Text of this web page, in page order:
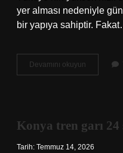
yer alması nedeniyle
bir yapıya sahiptir.
Devamını okuyun
tren
mı
Konya tren garı 24
Tarih: Temmuz 14, 2026